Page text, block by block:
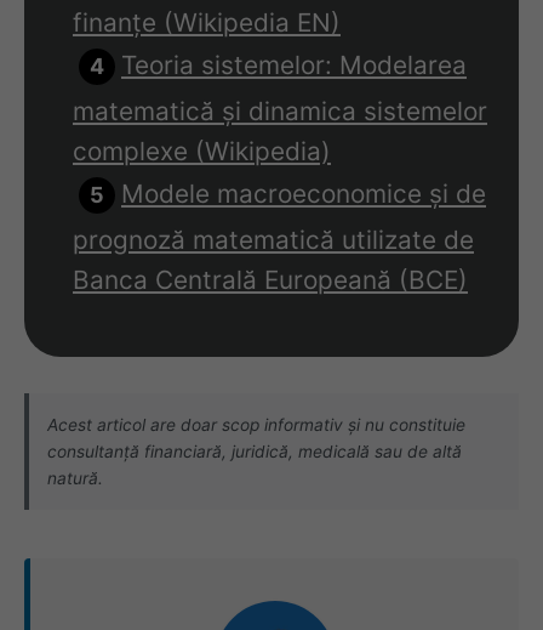
finanțe (Wikipedia EN)
Teoria sistemelor: Modelarea
matematică și dinamica sistemelor
complexe (Wikipedia)
Modele macroeconomice și de
prognoză matematică utilizate de
Banca Centrală Europeană (BCE)
Acest articol are doar scop informativ și nu constituie
consultanță financiară, juridică, medicală sau de altă
natură.